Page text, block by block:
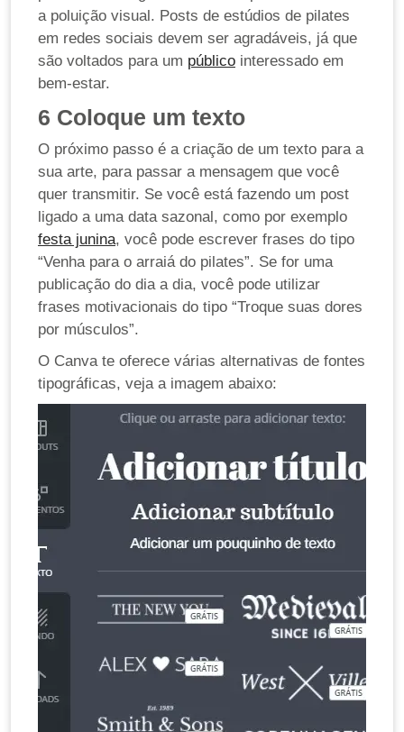
a poluição visual. Posts de estúdios de pilates
em redes sociais devem ser agradáveis, já que
são voltados para um público interessado em
bem-estar.
6 Coloque um texto
O próximo passo é a criação de um texto para a
sua arte, para passar a mensagem que você
quer transmitir. Se você está fazendo um post
ligado a uma data sazonal, como por exemplo
festa junina, você pode escrever frases do tipo
“Venha para o arraiá do pilates”. Se for uma
publicação do dia a dia, você pode utilizar
frases motivacionais do tipo “Troque suas dores
por músculos”.
O Canva te oferece várias alternativas de fontes
tipográficas, veja a imagem abaixo: